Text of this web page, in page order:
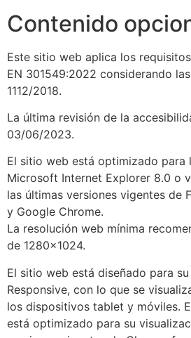
Contenido
Este sitio web aplica los
EN 301549:2022 considerando
1112/2018.
La última revisión de la
03/06/2023.
El sitio web está optimizado para
Microsoft Internet Explorer 8.0 o
las últimas versiones vigentes de
y Google Chrome.
La resolución web mínima
de 1280×1024.
El sitio web está diseñado para
Responsive, con lo que se
los dispositivos tablet y móviles.
está optimizado para su